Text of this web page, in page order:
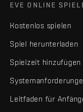
EVE ONLINE
Kostenlos spielen
Spiel herunterladen
Spielzeit hinzufügen
Leitfaden für